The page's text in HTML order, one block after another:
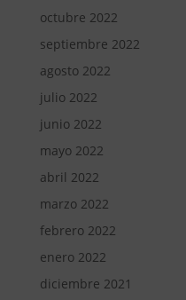
octubre 2022
septiembre 2022
agosto 2022
julio 2022
junio 2022
mayo 2022
abril 2022
marzo 2022
febrero 2022
enero 2022
diciembre 2021